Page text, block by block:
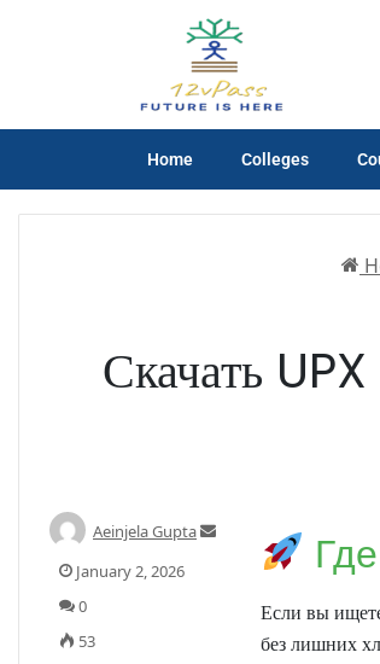
Home Colleges
Скачать
Если вы
без лишних
Aeinjela Gupta
January 2, 2026
0
53